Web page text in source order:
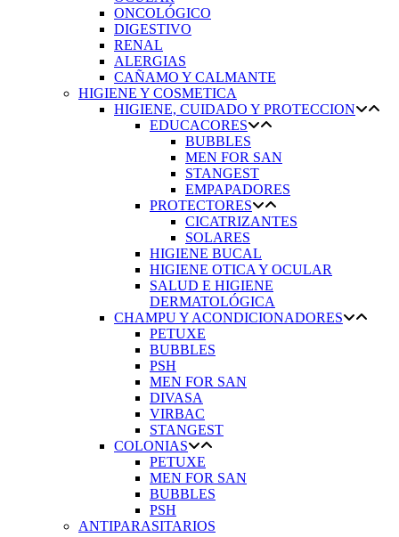
ONCOLÓGICO
DIGESTIVO
RENAL
ALERGIAS
CAÑAMO Y CALMANTE
HIGIENE Y COSMETICA
HIGIENE, CUIDADO Y PROTECCION
EDUCACORES
BUBBLES
MEN FOR SAN
STANGEST
EMPAPADORES
PROTECTORES
CICATRIZANTES
SOLARES
HIGIENE BUCAL
HIGIENE OTICA Y OCULAR
SALUD E HIGIENE
DERMATOLÓGICA
CHAMPU Y ACONDICIONADORES
PETUXE
BUBBLES
PSH
MEN FOR SAN
DIVASA
VIRBAC
STANGEST
COLONIAS
PETUXE
MEN FOR SAN
BUBBLES
PSH
ANTIPARASITARIOS